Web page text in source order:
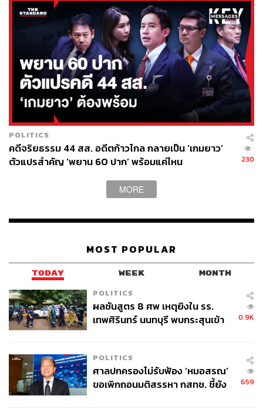
TAGS: ชลน่าน ศรีแก้ว
เชื้อไวรัสโคโรนา
นิวัติไชย เกษมมงคล
วัคซีนโควิด-19
ประเสริฐ จันทรรวงทอง
Antigen Test Kit
คณะกรรมการป้องกันและปราบปรามการทุจริตแห่งชาติ
(ป.ป.ช.)
สงคราม กิจเลิศไพโรจน์
นิคม บุญวิเศษ
มงคลกิตติ์ สุขสินธารานนท์
ABOUT THE AUTHOR
THE STANDARD TEAM
กองบรรณาธิการ THE STANDARD
POLITICS
คดีจริยธรรม 44 สส. อดีตก้าวไกล กลายเป็น ‘เกมยาว’
ตัวแปรสำคัญ ‘พยาน 60 ปาก’ พร้อมแค่ไหน
230
MORE
MOST POPULAR
TODAY WEEK MONTH
POLITICS
ผลชันสูตร 8 ศพ เหตุยิงใน รร.
เทพศิรินทร์ นนทบุรี พบกระสุนเข้า
0.9K
POLITICS
ศาลปกครองไม่รับฟ้อง ‘หมอสรณ’
ขอเพิกถอนมติสรรหา กสทช. ชี้ยัง
659